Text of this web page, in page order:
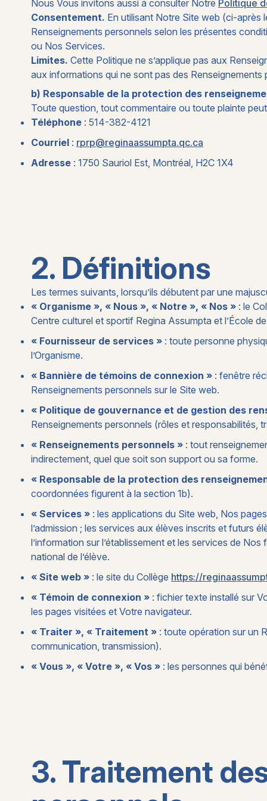
Nous Vous invitons aussi à consulter Notre Politique
Consentement. En utilisant Notre Site web (ci-après
Renseignements personnels selon les présentes
ou Nos Services.
Limites. Cette Politique ne s’applique pas aux
aux informations qui ne sont pas des Renseignements
b) Responsable de la protection des
Toute question, tout commentaire ou toute plainte
Téléphone : 514-382-4121
Courriel : rprp@reginaassumpta.qc.ca
Adresse : 1750 Sauriol Est, Montréal, H2C 1X4
2. Définitions
Les termes suivants, lorsqu’ils débutent par une
« Organisme », « Nous », « Notre », « Nos » : le
Centre culturel et sportif Regina Assumpta et l’École
« Fournisseur de services » : toute personne
l’Organisme.
« Bannière de témoins de connexion » : fenêtre
Renseignements personnels sur le Site web.
« Politique de gouvernance et de gestion des
Renseignements personnels (rôles et responsabilités,
« Renseignements personnels » : tout
indirectement, quel que soit son support ou sa forme.
« Responsable de la protection des
coordonnées figurent à la section 1b).
« Services » : les applications du Site web, Nos
l’admission ; les services aux élèves inscrits et futurs
l’information sur l’établissement et les services de
national de l’élève.
« Site web » : le site du Collège https://
« Témoin de connexion » : fichier texte installé sur
les pages visitées et Votre navigateur.
« Traiter », « Traitement » : toute opération sur un
communication, transmission).
« Vous », « Votre », « Vos » : les personnes qui
3. Traitement